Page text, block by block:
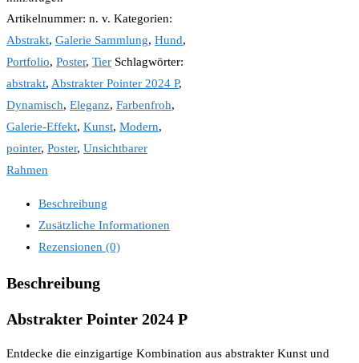
Artikelnummer: n. v. Kategorien:
Abstrakt, Galerie Sammlung, Hund,
Portfolio, Poster, Tier Schlagwörter:
abstrakt, Abstrakter Pointer 2024 P,
Dynamisch, Eleganz, Farbenfroh,
Galerie-Effekt, Kunst, Modern,
pointer, Poster, Unsichtbarer
Rahmen
Beschreibung
Zusätzliche Informationen
Rezensionen (0)
Beschreibung
Abstrakter Pointer 2024 P
Entdecke die einzigartige Kombination aus abstrakter Kunst und